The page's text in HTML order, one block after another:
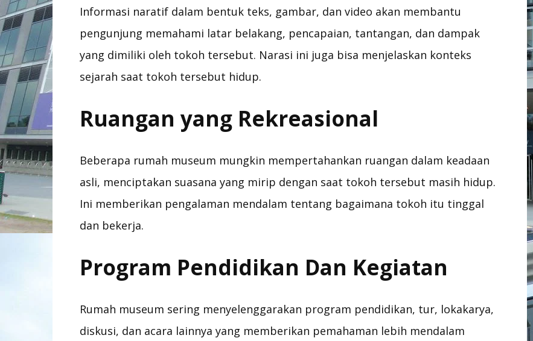
Informasi naratif dalam bentuk teks, gambar, dan video akan membantu
pengunjung memahami latar belakang, pencapaian, tantangan, dan dampak
yang dimiliki oleh tokoh tersebut. Narasi ini juga bisa menjelaskan konteks
sejarah saat tokoh tersebut hidup.
Ruangan yang Rekreasional
Beberapa rumah museum mungkin mempertahankan ruangan dalam keadaan
asli, menciptakan suasana yang mirip dengan saat tokoh tersebut masih hidup.
Ini memberikan pengalaman mendalam tentang bagaimana tokoh itu tinggal
dan bekerja.
Program Pendidikan Dan Kegiatan
Rumah museum sering menyelenggarakan program pendidikan, tur, lokakarya,
diskusi, dan acara lainnya yang memberikan pemahaman lebih mendalam